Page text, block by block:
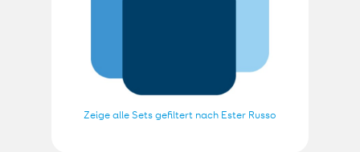
Zeige alle Sets gefiltert nach Ester Russo